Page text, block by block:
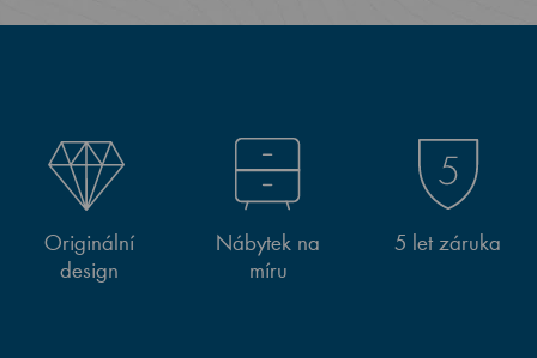
Originální
design
Nábytek na
míru
5 let záruka